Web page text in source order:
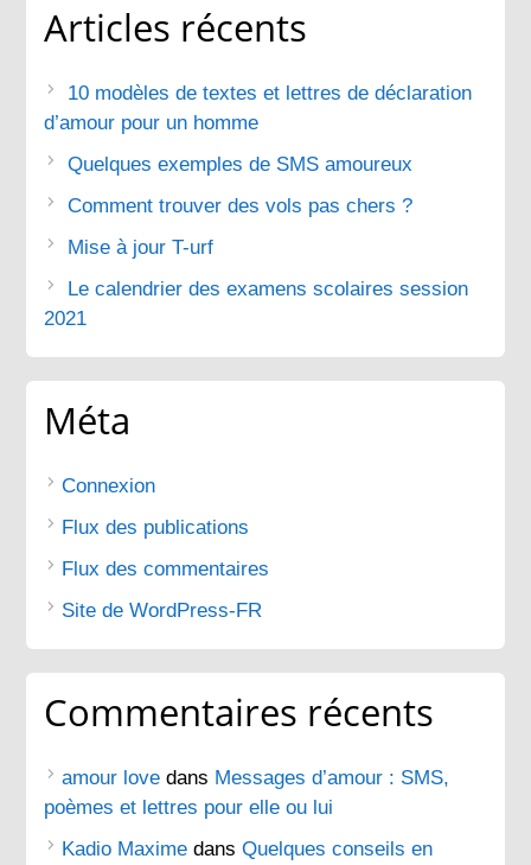
Articles récents
10 modèles de textes et lettres de déclaration
d’amour pour un homme
Quelques exemples de SMS amoureux
Comment trouver des vols pas chers ?
Mise à jour T-urf
Le calendrier des examens scolaires session
2021
Méta
Connexion
Flux des publications
Flux des commentaires
Site de WordPress-FR
Commentaires récents
amour love dans Messages d’amour : SMS,
poèmes et lettres pour elle ou lui
Kadio Maxime dansQuelques conseils en